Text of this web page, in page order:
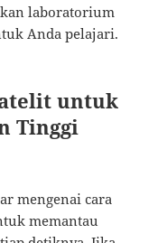
laboratorium
Anda pelajari.
untuk
Tinggi
mengenai cara
memantau